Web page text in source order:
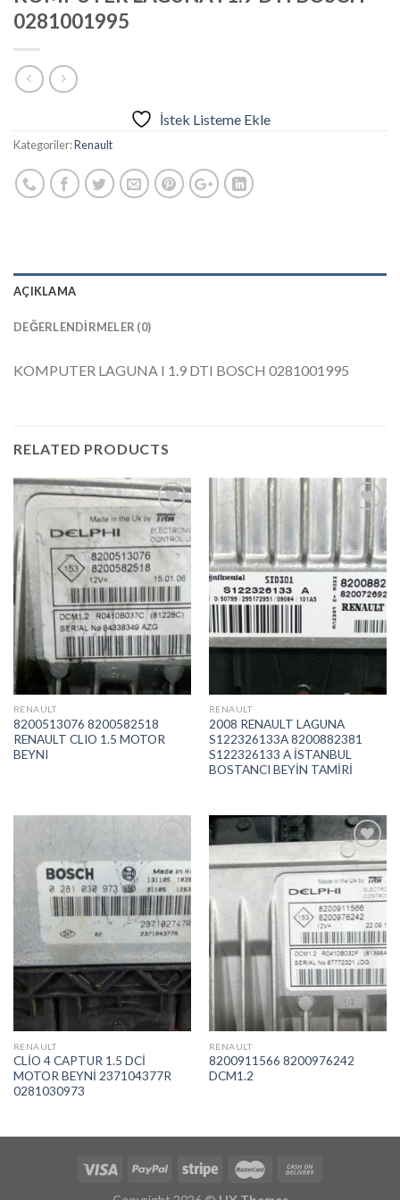
0281001995
İstek Listeme Ekle
Kategoriler:Renault
AÇIKLAMA
DEĞERLENDIRMELER (0)
KOMPUTER LAGUNA I 1.9 DTI BOSCH 0281001995
RELATED PRODUCTS
İstek
Listeme
Ekle
RENAULT
8200513076 8200582518
RENAULT CLIO 1.5 MOTOR
BEYNI
İstek
Listeme
Ekle
RENAULT
2008 RENAULT LAGUNA
S122326133A 8200882381
S122326133 A İSTANBUL
BOSTANCI BEYİN TAMİRİ
İstek
Listeme
Ekle
RENAULT
CLİO 4 CAPTUR 1.5 DCİ
MOTOR BEYNİ 237104377R
0281030973
İstek
Listeme
Ekle
RENAULT
8200911566 8200976242
DCM1.2